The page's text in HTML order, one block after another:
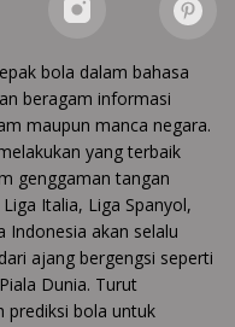
bola dalam bahasa
beragam informasi
maupun manca negara.
yang terbaik
genggaman tangan
Italia, Liga Spanyol,
Indonesia akan selalu
ajang bergengsi seperti
Dunia. Turut
prediksi bola untuk